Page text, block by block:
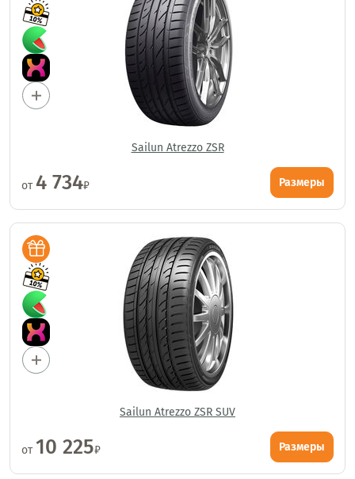
Sailun Atrezzo ZSR
от4 734₽ Размеры
Sailun Atrezzo ZSR SUV
от10 225₽ Размеры